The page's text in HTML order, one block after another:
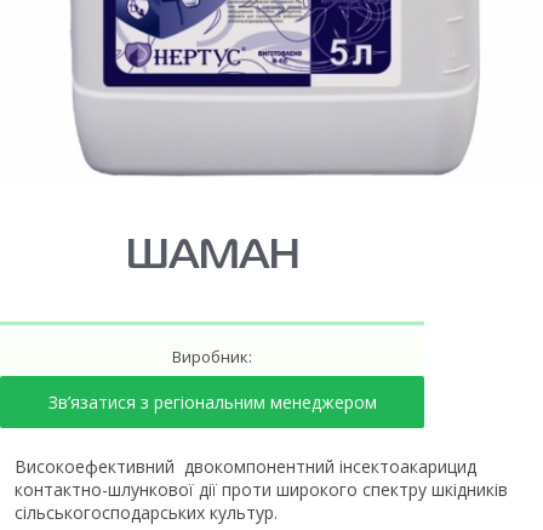
ШАМАН
Виробник:
Зв’язатися з регіональним менеджером
Високоефективний двокомпонентний інсектоакарицид
контактно-шлункової дії проти широкого спектру шкідників
сільськогосподарських культур.